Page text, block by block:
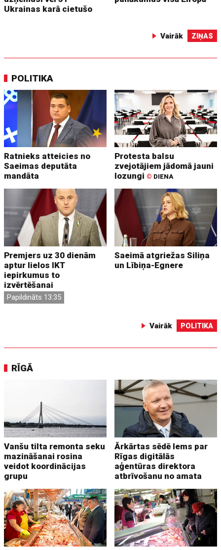
Ukrainas karā cietušo
Vairāk ZIŅAS
POLITIKA
Ratnieks atteicies no
Saeimas deputāta
mandāta
Protesta balsu
zvejotājiem jādomā jauni
lozungi © DIENA
Premjers uz 30 dienām
aptur lielos IKT
iepirkumus to
izvērtēšanai
Papildināts 13:35
Saeimā atgriežas Siliņa
un Lībiņa-Egnere
Vairāk POLITIKA
RĪGĀ
Vanšu tilta remonta seku
mazināšanai rosina
veidot koordinācijas
grupu
Ārkārtas sēdē lems par
Rīgas digitālās
aģentūras direktora
atbrīvošanu no amata